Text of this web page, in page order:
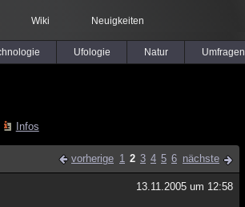
Wiki Neuigkeiten
Ufologie Natur Umfragen
Infos
vorherige 1 2 3 4 5 6 nächste
13.11.2005 um 12:58